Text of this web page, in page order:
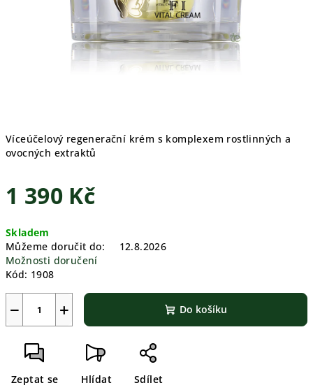
Víceúčelový regenerační krém s komplexem rostlinných a
ovocných extraktů
1 390 Kč
cena:
Skladem
Můžeme doručit do:
12.8.2026
Možnosti doručení
Kód: 1908
+
− Do košíku
Zeptat se Hlídat Sdílet